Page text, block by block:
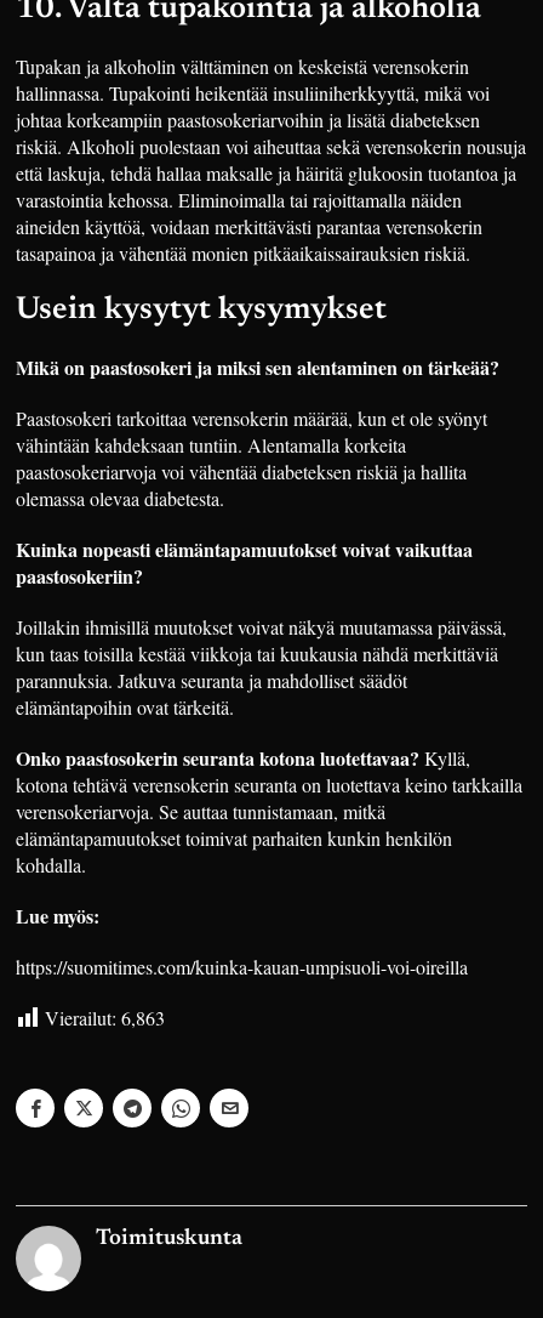
10. Vältä tupakointia ja alkoholia
Tupakan ja alkoholin välttäminen on keskeistä verensokerin
hallinnassa. Tupakointi heikentää insuliiniherkkyyttä, mikä voi
johtaa korkeampiin paastosokeriarvoihin ja lisätä diabeteksen
riskiä. Alkoholi puolestaan voi aiheuttaa sekä verensokerin nousuja
että laskuja, tehdä hallaa maksalle ja häiritä glukoosin tuotantoa ja
varastointia kehossa. Eliminoimalla tai rajoittamalla näiden
aineiden käyttöä, voidaan merkittävästi parantaa verensokerin
tasapainoa ja vähentää monien pitkäaikaissairauksien riskiä.
Usein kysytyt kysymykset
Mikä on paastosokeri ja miksi sen alentaminen on tärkeää?
Paastosokeri tarkoittaa verensokerin määrää, kun et ole syönyt
vähintään kahdeksaan tuntiin. Alentamalla korkeita
paastosokeriarvoja voi vähentää diabeteksen riskiä ja hallita
olemassa olevaa diabetesta.
Kuinka nopeasti elämäntapamuutokset voivat vaikuttaa
paastosokeriin?
Joillakin ihmisillä muutokset voivat näkyä muutamassa päivässä,
kun taas toisilla kestää viikkoja tai kuukausia nähdä merkittäviä
parannuksia. Jatkuva seuranta ja mahdolliset säädöt
elämäntapoihin ovat tärkeitä.
Onko paastosokerin seuranta kotona luotettavaa? Kyllä,
kotona tehtävä verensokerin seuranta on luotettava keino tarkkailla
verensokeriarvoja. Se auttaa tunnistamaan, mitkä
elämäntapamuutokset toimivat parhaiten kunkin henkilön
kohdalla.
Lue myös:
https://suomitimes.com/kuinka-kauan-umpisuoli-voi-oireilla
Vierailut: 6,863
Toimituskunta